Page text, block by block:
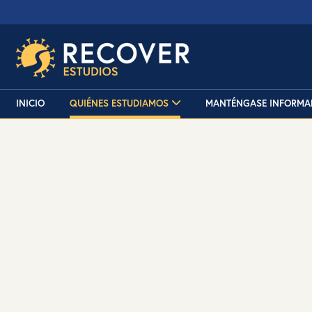
INICIO QUIÉNES ESTUDIAMOS MANTÉNGASE